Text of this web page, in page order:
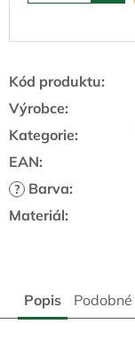
Kód produktu:
Výrobce:
Kategorie:
EAN:
? Barva:
Materiál:
Popis Podobné